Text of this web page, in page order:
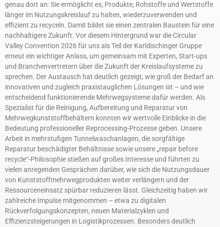
genau dort an: Sie ermöglicht es, Produkte, Rohstoffe und Wertstoffe
länger im Nutzungskreislauf zu halten, wiederzuverwenden und
effizient zu recyceln. Damit bildet sie einen zentralen Baustein für eine
nachhaltigere Zukunft. Vor diesem Hintergrund war die Circular
Valley Convention 2026 für uns als Teil der Karldischinger Gruppe
erneut ein wichtiger Anlass, um gemeinsam mit Experten, Start-ups
und Branchenvertretern über die Zukunft der Kreislaufsysteme zu
sprechen. Der Austausch hat deutlich gezeigt, wie groß der Bedarf an
innovativen und zugleich praxistauglichen Lösungen ist – und wie
entscheidend funktionierende Mehrwegsysteme dafür werden. Als
Spezialist für die Reinigung, Aufbereitung und Reparatur von
Mehrwegkunststoffbehältern konnten wir wertvolle Einblicke in die
Bedeutung professioneller Reprocessing-Prozesse geben. Unsere
Arbeit in mehrstufigen Tunnelwaschanlagen, die sorgfältige
Reparatur beschädigter Behältnisse sowie unsere „repair before
recycle“-Philosophie stießen auf großes Interesse und führten zu
vielen anregenden Gesprächen darüber, wie sich die Nutzungsdauer
von Kunststoffmehrwegprodukten weiter verlängern und der
Ressourceneinsatz spürbar reduzieren lässt. Gleichzeitig haben wir
zahlreiche Impulse mitgenommen – etwa zu digitalen
Rückverfolgungskonzepten, neuen Materialzyklen und
Effizienzsteigerungen in Logistikprozessen. Besonders deutlich